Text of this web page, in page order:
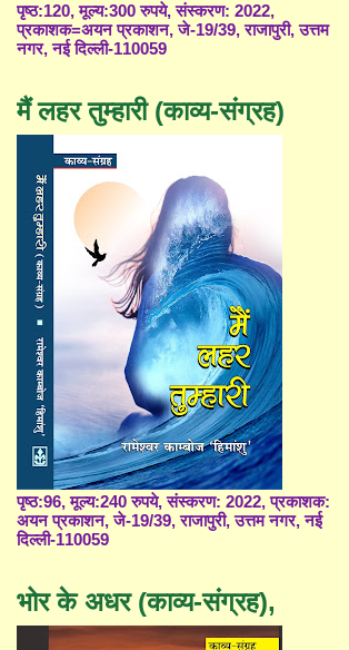
पृष्ठ:120, मूल्य:300 रुपये, संस्करण: 2022,
प्रकाशक=अयन प्रकाशन, जे-19/39, राजापुरी, उत्तम
नगर, नई दिल्ली-110059
मैं लहर तुम्हारी (काव्य-संग्रह)
पृष्ठ:96, मूल्य:240 रुपये, संस्करण: 2022, प्रकाशक:
अयन प्रकाशन, जे-19/39, राजापुरी, उत्तम नगर, नई
दिल्ली-110059
भोर के अधर (काव्य-संग्रह),